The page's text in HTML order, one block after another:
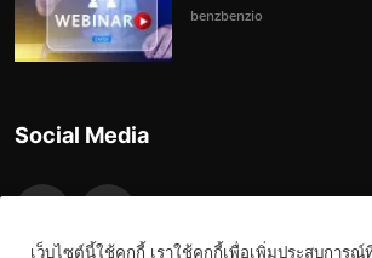
benzbenzio
Social Media
เว็บไซต์นี้ใช้คุกกี้ เราใช้คุกกี้เพื่อเพิ่มประสบการณ์